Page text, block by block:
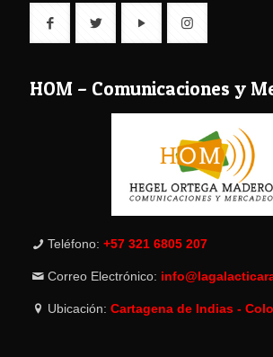
HOM – Comunicaciones y
Teléfono: +57 321 6805 207
Correo Electrónico:
Ubicación: Cartagena de Indias -